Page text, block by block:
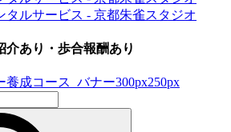
介あり・歩合報酬あり